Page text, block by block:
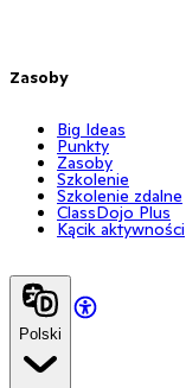
Zasoby
Big Ideas
Punkty
Zasoby
Szkolenie
Szkolenie zdalne
ClassDojo Plus
Kącik aktywności
Polski